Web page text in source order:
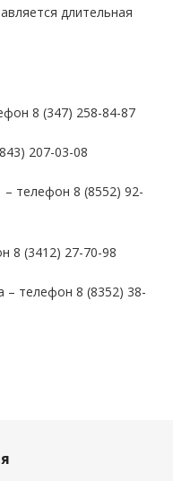
длительная
8 (347) 258-84-87
207-03-08
телефон 8 (8552) 92-
8 (3412) 27-70-98
– телефон 8 (8352) 38-